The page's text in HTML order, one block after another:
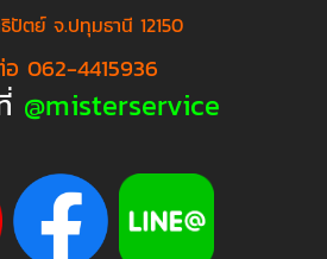
ปัตย์ จ.ปทุมธานี 12150
062-4415936
@misterservice